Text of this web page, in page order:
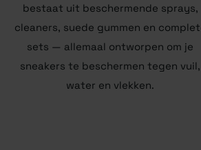
bestaat uit beschermende sprays,
cleaners, suede gummen en
sets — allemaal ontworpen om je
sneakers te beschermen tegen vuil,
water en vlekken.